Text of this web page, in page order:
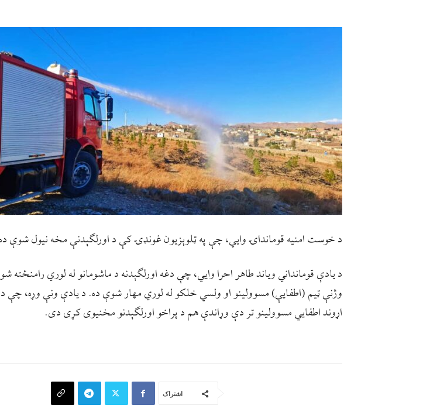
د خوست امنيه قومانداۍ وايي، چې په ټلوېزيون غونډۍ کې د اورلګېدنې مخه نيول شوې
د يادې قومانداني وياند طاهر احرا وايي، چې دغه اورلګېدنه د ماشومانو له لوري
وژنې ټيم (اطفايې) مسوولينو او ولسي خلکو له لوري مهار شوې ده. د يادې ونې وړه، چې د
اړوند اطفایي مسوولينو تر دې وړاندې هم د پراخو اورلګېدنو مخنيوی کړی دی.
اشتراک